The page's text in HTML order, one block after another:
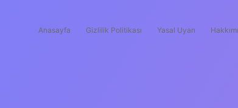
Anasayfa Gizlilik Politikası Yasal Uyarı